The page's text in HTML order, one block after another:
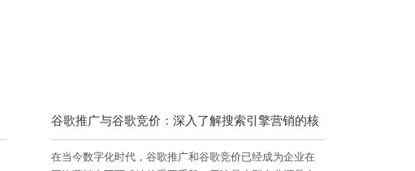
谷歌推广与谷歌竞价：深入了解搜索引擎营销的核
心机制
在当今数字化时代，谷歌推广和谷歌竞价已经成为企业在